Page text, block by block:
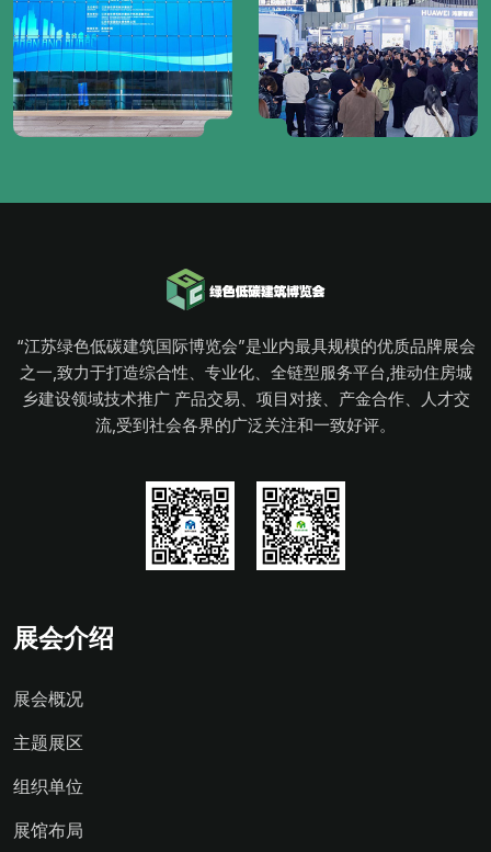
“江苏绿色低碳建筑国际博览会”是业内最具规模的优质品牌展会
之一,致力于打造综合性、专业化、全链型服务平台,推动住房城
乡建设领域技术推广 产品交易、项目对接、产金合作、人才交
流,受到社会各界的广泛关注和一致好评。
展会介绍
展会概况
主题展区
组织单位
展馆布局